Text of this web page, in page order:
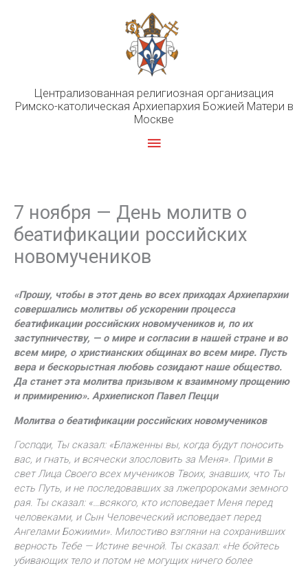
Централизованная религиозная организация
Римско-католическая Архиепархия Божией Матери в
Москве
Главное
7 ноября — День молитв о
беатификации российских
новомучеников
«Прошу, чтобы в этот день во всех приходах Архиепархии
совершались молитвы об ускорении процесса
беатификации российских новомучеников и, по их
заступничеству, — о мире и согласии в нашей стране и во
всем мире, о христианских общинах во всем мире. Пусть
вера и бескорыстная любовь созидают наше общество.
Да станет эта молитва призывом к взаимному прощению
и примирению». Архиепископ Павел Пецци
Молитва о беатификации российских новомучеников
Господи, Ты сказал: «Блаженны вы, когда будут поносить
вас, и гнать, и всячески злословить за Меня». Прими в
свет Лица Своего всех мучеников Твоих, знавших, что Ты
есть Путь, и не последовавших за лжепророками земного
рая. Ты сказал: «…всякого, кто исповедает Меня перед
человеками, и Сын Человеческий исповедает перед
Ангелами Божиими». Милостиво взгляни на сохранивших
верность Тебе — Истине вечной. Ты сказал: «Не бойтесь
убивающих тело и потом не могущих ничего более